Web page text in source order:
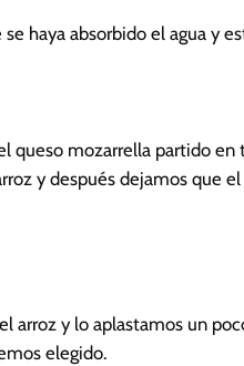
haya absorbido el agua y
queso mozarrella partido en
y después dejamos que el
arroz y lo aplastamos un
elegido.